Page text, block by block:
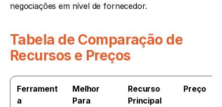
negociações em nível de fornecedor.
Tabela de Comparação de
Recursos e Preços
Ferrament
a
Melhor
Para
Recurso
Principal
Preço